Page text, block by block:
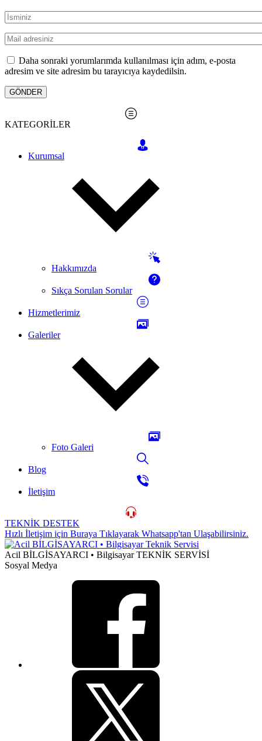
Daha sonraki yorumlarımda kullanılması için adım, e-posta
adresim ve site adresim bu tarayıcıya kaydedilsin.
KATEGORİLER
Kurumsal
Hakkımızda
Sıkça Sorulan Sorular
Hizmetlerimiz
Galeriler
Foto Galeri
Blog
İletişim
TEKNİK DESTEK
Hızlı İletişim için Buraya Tıklayarak Whatsapp'tan Ulaşabilirsiniz.
Acil BİLGİSAYARCI • Bilgisayar TEKNİK SERVİSİ
Sosyal Medya